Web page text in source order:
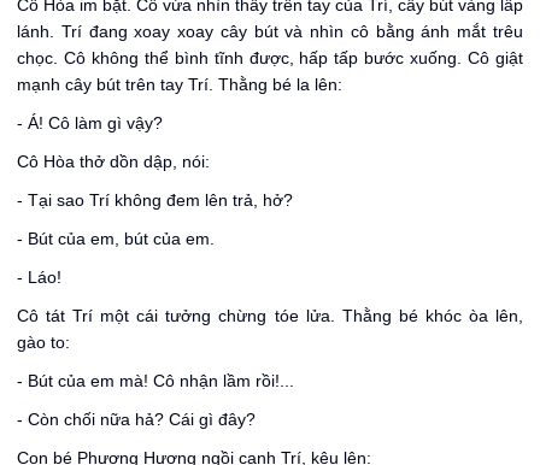
Cô Hòa im bặt. Cô vừa nhìn thấy trên tay của Trí, cây bút vàng lấp
lánh. Trí đang xoay xoay cây bút và nhìn cô bằng ánh mắt trêu
chọc. Cô không thể bình tĩnh được, hấp tấp bước xuống. Cô giật
mạnh cây bút trên tay Trí. Thằng bé la lên:
- Á! Cô làm gì vậy?
Cô Hòa thở dồn dập, nói:
- Tại sao Trí không đem lên trả, hở?
- Bút của em, bút của em.
- Láo!
Cô tát Trí một cái tưởng chừng tóe lửa. Thằng bé khóc òa lên,
gào to:
- Bút của em mà! Cô nhận lầm rồi!...
- Còn chối nữa hả? Cái gì đây?
Con bé Phương Hương ngồi cạnh Trí, kêu lên: